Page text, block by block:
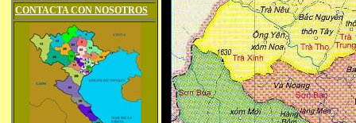
CONTACTA CON NOSOTROS